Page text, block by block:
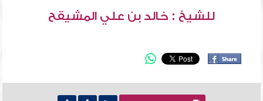
للشيخ : خالد بن علي المشيقح